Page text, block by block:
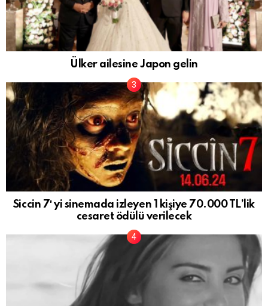
Ülker ailesine Japon gelin
Siccin 7′ yi sinemada izleyen 1 kişiye 70.000 TL’lik
cesaret ödülü verilecek